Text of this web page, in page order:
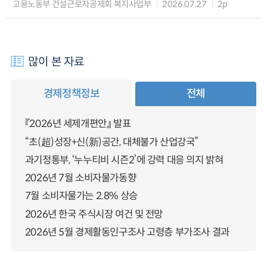
고용노동부 건설근로자공제회 복지사업부 2026.07.27 2p
많이 본 자료
경제정책정보 전체
『2026년 세제개편안』 발표
“초(超)성장+신(新)공간, 대체불가 산업강국”
과기정통부, ‘누누티비 시즌2’에 강력 대응 의지 밝혀
2026년 7월 소비자물가동향
7월 소비자물가는 2.8% 상승
2026년 한국 주식시장 여건 및 전망
2026년 5월 경제활동인구조사 고령층 부가조사 결과